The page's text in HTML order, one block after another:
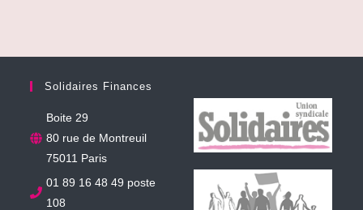
Solidaires Finances
Boite 29
80 rue de Montreuil
75011 Paris
01 89 16 48 49 poste
108